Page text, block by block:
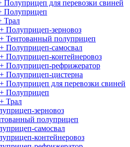
для перевозки свиней
Полуприцеп
Трал
Полуприцеп-зерновоз
Тентованный полуприцеп
Полуприцеп-самосвал
Полуприцеп-контейнеровоз
Полуприцеп-рефрижератор
Полуприцеп-цистерна
Полуприцеп для перевозки свиней
Полуприцеп
Трал
зерновоз
полуприцеп
самосвал
контейнеровоз